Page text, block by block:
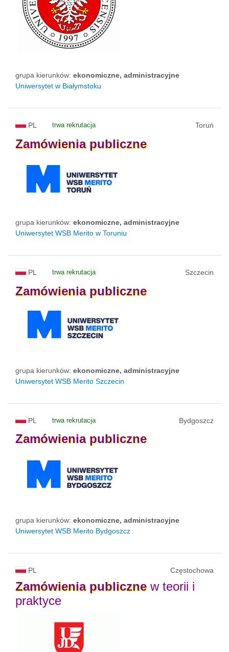
grupa kierunków: ekonomiczne, administracyjne
Uniwersytet w Białymstoku
PL trwa rekrutacja Toruń
Zamówienia publiczne
grupa kierunków: ekonomiczne, administracyjne
Uniwersytet WSB Merito w Toruniu
PL trwa rekrutacja Szczecin
Zamówienia publiczne
grupa kierunków: ekonomiczne, administracyjne
Uniwersytet WSB Merito Szczecin
PL trwa rekrutacja Bydgoszcz
Zamówienia publiczne
grupa kierunków: ekonomiczne, administracyjne
Uniwersytet WSB Merito Bydgoszcz
PL Częstochowa
Zamówienia publicznew teorii i
praktyce